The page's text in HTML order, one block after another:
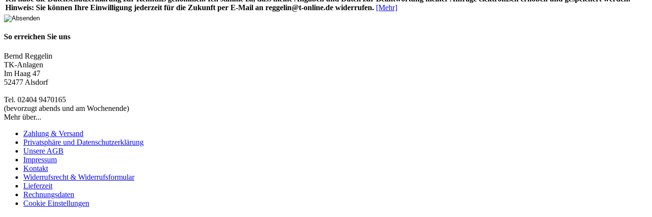
Hinweis: Sie können Ihre Einwilligung jederzeit für die Zukunft per E-Mail an reggelin@t-online.de widerrufen. [Mehr]
So erreichen Sie uns
Bernd Reggelin
TK-Anlagen
Im Haag 47
52477 Alsdorf
Tel. 02404 9470165
(bevorzugt abends und am Wochenende)
Mehr über...
Zahlung & Versand
Privatsphäre und Datenschutzerklärung
Unsere AGB
Impressum
Kontakt
Widerrufsrecht & Widerrufsformular
Lieferzeit
Rechnungsdaten
Cookie Einstellungen